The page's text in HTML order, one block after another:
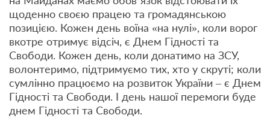
щоденно своєю працею та громадянською
позицією. Кожен день воїна «на нулі», коли ворог
вкотре отримує відсіч, є Днем Гідності та
Свободи. Кожен день, коли донатимо на ЗСУ,
волонтеримо, підтримуємо тих, хто у скруті; коли
сумлінно працюємо на розвиток України – є Днем
Гідності та Свободи. І день нашої перемоги буде
днем Гідності та Свободи.